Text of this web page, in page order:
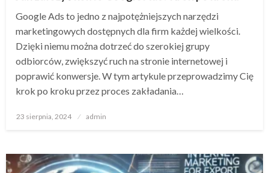
Google Ads to jedno z najpotężniejszych narzędzi
marketingowych dostępnych dla firm każdej wielkości.
Dzięki niemu można dotrzeć do szerokiej grupy
odbiorców, zwiększyć ruch na stronie internetowej i
poprawić konwersje. W tym artykule przeprowadzimy Cię
krok po kroku przez proces zakładania…
Opublikowane
23 sierpnia, 2024 admin